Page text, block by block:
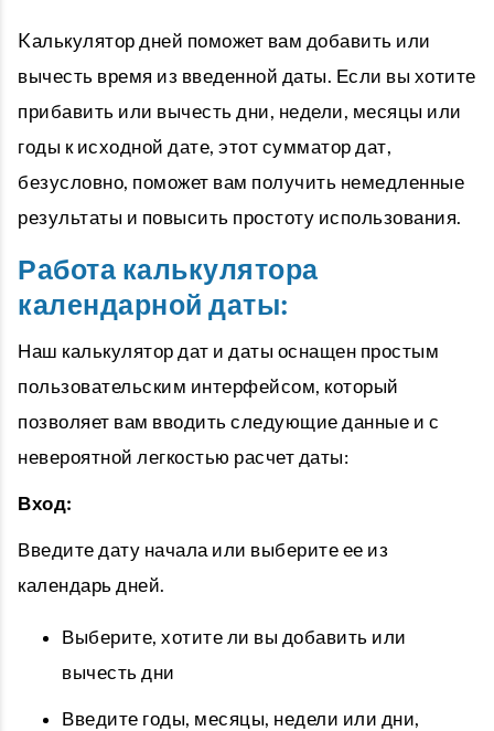
Kалькулятор дней поможет вам добавить или
вычесть время из введенной даты. Если вы хотите
прибавить или вычесть дни, недели, месяцы или
годы к исходной дате, этот сумматор дат,
безусловно, поможет вам получить немедленные
результаты и повысить простоту использования.
Работа калькулятора
календарной даты:
Наш калькулятор дат и даты оснащен простым
пользовательским интерфейсом, который
позволяет вам вводить следующие данные и с
невероятной легкостью расчет даты:
Вход:
Введите дату начала или выберите ее из
календарь дней.
Выберите, хотите ли вы добавить или
вычесть дни
Введите годы, месяцы, недели или дни,